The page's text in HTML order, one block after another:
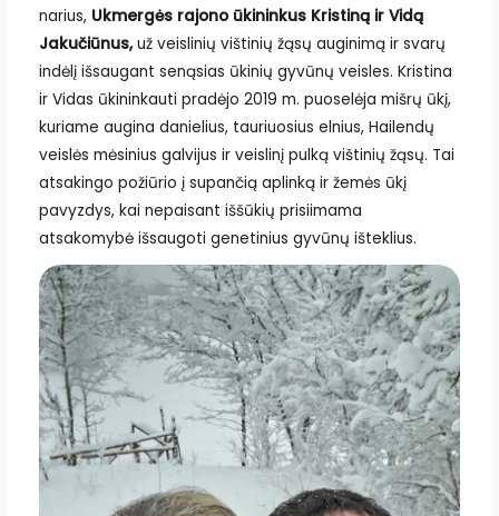
narius, Ukmergės rajono ūkininkus Kristiną ir Vidą
Jakučiūnus,už veislinių vištinių žąsų auginimą ir svarų
indėlį išsaugant senąsias ūkinių gyvūnų veisles. Kristina
ir Vidas ūkininkauti pradėjo 2019 m. puoselėja mišrų ūkį,
kuriame augina danielius, tauriuosius elnius, Hailendų
veislės mėsinius galvijus ir veislinį pulką vištinių žąsų. Tai
atsakingo požiūrio į supančią aplinką ir žemės ūkį
pavyzdys, kai nepaisant iššūkių prisiimama
atsakomybė išsaugoti genetinius gyvūnų išteklius.